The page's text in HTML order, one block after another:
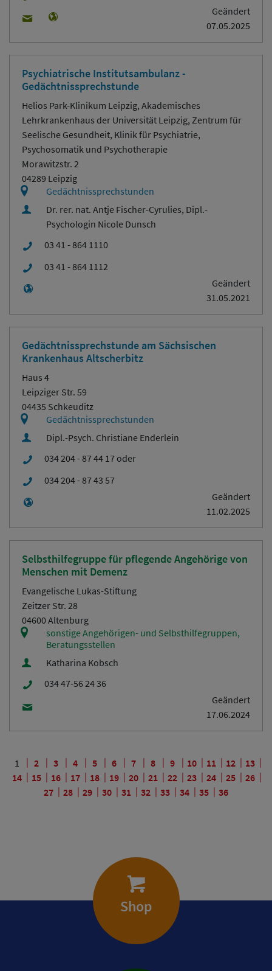
Geändert
07.05.2025
Psychiatrische Institutsambulanz -
Gedächtnissprechstunde
Helios Park-Klinikum Leipzig, Akademisches
Lehrkrankenhaus der Universität Leipzig, Zentrum für
Seelische Gesundheit, Klinik für Psychiatrie,
Psychosomatik und Psychotherapie
Morawitzstr. 2
04289 Leipzig
Gedächtnissprechstunden
Dr. rer. nat. Antje Fischer-Cyrulies, Dipl.-
Psychologin Nicole Dunsch
03 41 - 864 1110
03 41 - 864 1112
Geändert
31.05.2021
Gedächtnissprechstunde am Sächsischen
Krankenhaus Altscherbitz
Haus 4
Leipziger Str. 59
04435 Schkeuditz
Gedächtnissprechstunden
Dipl.-Psych. Christiane Enderlein
034 204 - 87 44 17 oder
034 204 - 87 43 57
Geändert
11.02.2025
Selbsthilfegruppe für pflegende Angehörige von
Menschen mit Demenz
Evangelische Lukas-Stiftung
Zeitzer Str. 28
04600 Altenburg
sonstige Angehörigen- und Selbsthilfegruppen,
Beratungsstellen
Katharina Kobsch
034 47-56 24 36
Geändert
17.06.2024
1 2 3 4 5 6 7 8 9 10 11 12
13
14
15 16 17 18 19 20 21 22 23 24 25
26
27
28 29 30 31 32 33 34 35 36
Shop